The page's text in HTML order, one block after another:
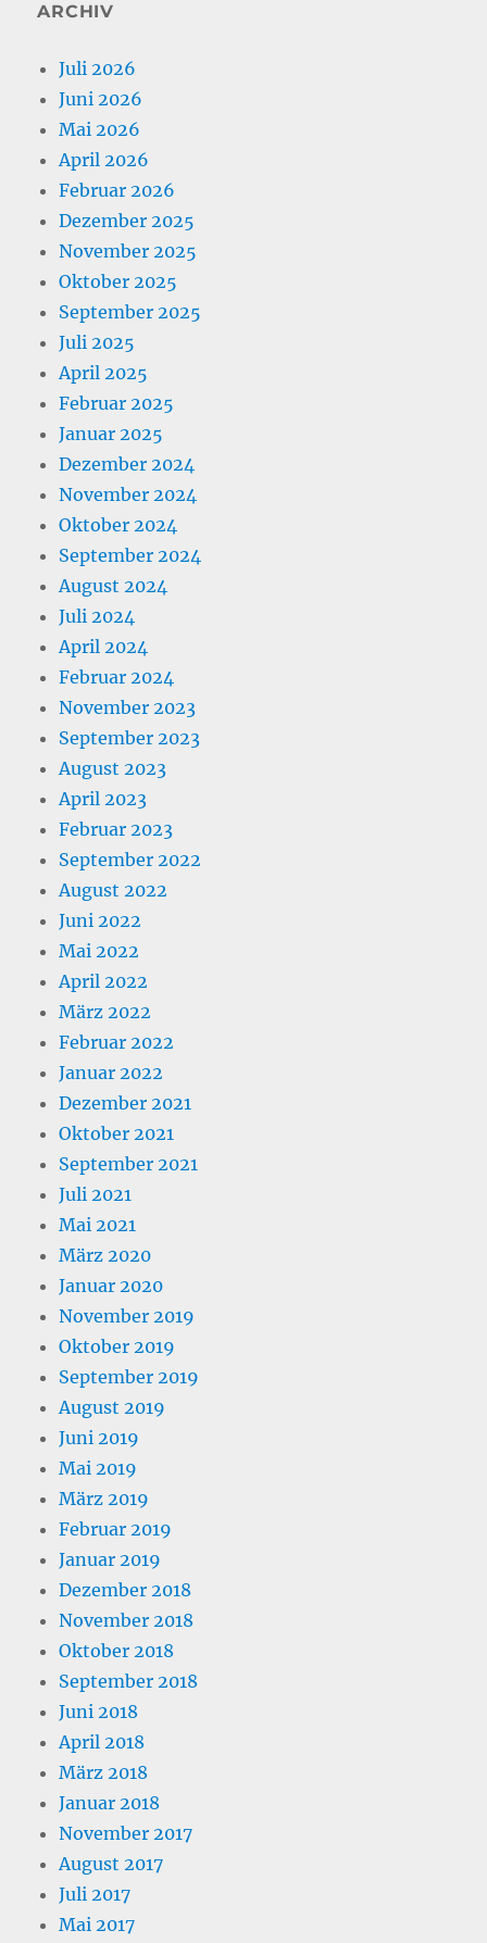
ARCHIV
Juli 2026
Juni 2026
Mai 2026
April 2026
Februar 2026
Dezember 2025
November 2025
Oktober 2025
September 2025
Juli 2025
April 2025
Februar 2025
Januar 2025
Dezember 2024
November 2024
Oktober 2024
September 2024
August 2024
Juli 2024
April 2024
Februar 2024
November 2023
September 2023
August 2023
April 2023
Februar 2023
September 2022
August 2022
Juni 2022
Mai 2022
April 2022
März 2022
Februar 2022
Januar 2022
Dezember 2021
Oktober 2021
September 2021
Juli 2021
Mai 2021
März 2020
Januar 2020
November 2019
Oktober 2019
September 2019
August 2019
Juni 2019
Mai 2019
März 2019
Februar 2019
Januar 2019
Dezember 2018
November 2018
Oktober 2018
September 2018
Juni 2018
April 2018
März 2018
Januar 2018
November 2017
August 2017
Juli 2017
Mai 2017